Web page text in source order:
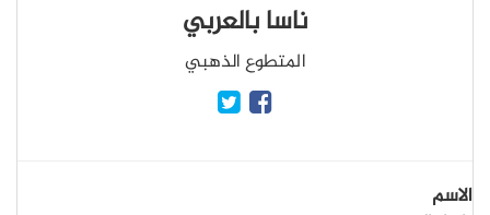
ناسا بالعربي
المتطوع الذهبي
الاسم